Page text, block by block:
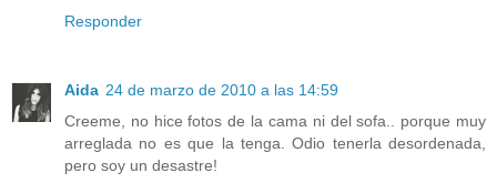
Responder
Aida 24 de marzo de 2010 a las 14:59
Creeme, no hice fotos de la cama ni del sofa.. porque muy
arreglada no es que la tenga. Odio tenerla desordenada,
pero soy un desastre!